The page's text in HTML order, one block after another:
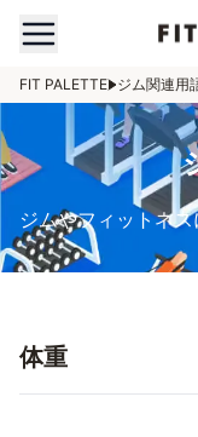
FIT PALETTE ジム関連用
ジムやフィットネ
体重